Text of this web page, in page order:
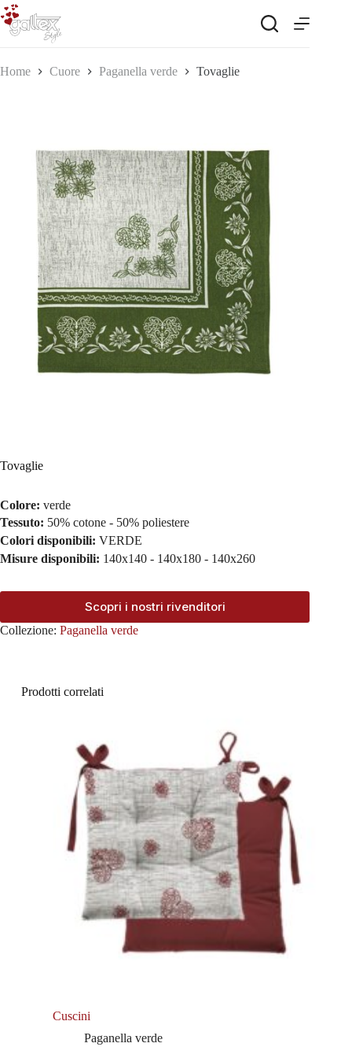
Salta
al
contenuto
Home Cuore Paganella verde Tovaglie
Tovaglie
Colore: verde
Tessuto: 50% cotone - 50% poliestere
Colori disponibili: VERDE
Misure disponibili: 140x140 - 140x180 - 140x260
Scopri i nostri rivenditori
Collezione: Paganella verde
Prodotti correlati
Cuscini
Paganella verde